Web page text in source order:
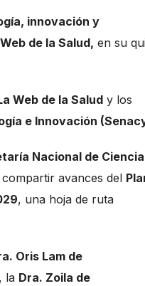
innovación y
de la Salud, en su
Web de la Salud y los
e Innovación
Nacional de
avances del
, una hoja de ruta
Oris Lam de
la Dra. Zoila de